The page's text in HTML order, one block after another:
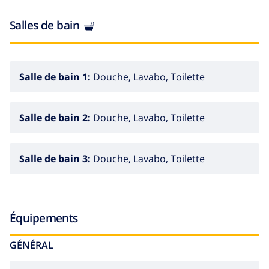
2 salle de bain en suite, chacune avec seul lavabo,
douche et toilette
Extérieur de la villa
2 terrasses, dont 1 couverte
coin repas en plein air
Informations additionnelles
Salles de bain
Salle de bain 1: Douche, Lavabo, Toilette
Salle de bain 2: Douche, Lavabo, Toilette
Salle de bain 3: Douche, Lavabo, Toilette
Équipements
GÉNÉRAL